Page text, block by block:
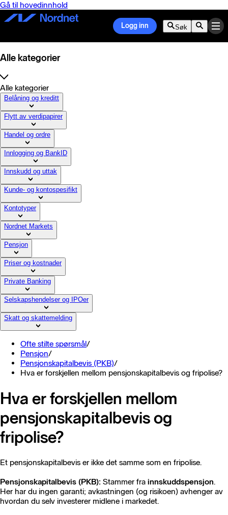
Gå til hovedinnhold
Logg inn Søk
Alle kategorier
Alle kategorier
Belåning og kreditt
Flytt av verdipapirer
Handel og ordre
Innlogging og BankID
Innskudd og uttak
Kunde- og kontospesifikt
Kontotyper
Nordnet Markets
Pensjon
Priser og kostnader
Private Banking
Selskapshendelser og IPOer
Skatt og skattemelding
Ofte stilte spørsmål/
Pensjon/
Pensjonskapitalbevis (PKB)/
Hva er forskjellen mellom pensjonskapitalbevis og fripolise?
Hva er forskjellen mellom
pensjonskapitalbevis og
fripolise?
Et pensjonskapitalbevis er ikke det samme som en fripolise.
Pensjonskapitalbevis (PKB): Stammer fra innskuddspensjon.
Her har du ingen garanti; avkastningen (og risikoen) avhenger av
hvordan du selv investerer midlene i markedet.